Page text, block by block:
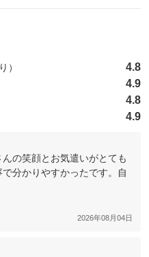
）
） 4.8
4.9
4.8
4.9
の笑顔とお気遣いがとても
分かりやすかったです。自
2026年08月04日